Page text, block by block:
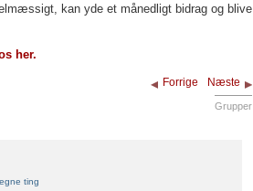
kan yde et månedligt bidrag og blive
her.
Forrige Næste
Grupper
ting